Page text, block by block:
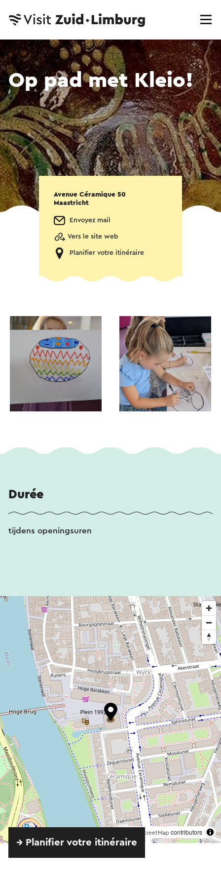
Op pad met Kleio!
Avenue Céramique 50
Maastricht
Envoyez mail
Vers le site web
Planifier votre itinéraire
Durée
tijdens openingsuren
OpenStreetMap contributors
→ Planifier votre itinéraire